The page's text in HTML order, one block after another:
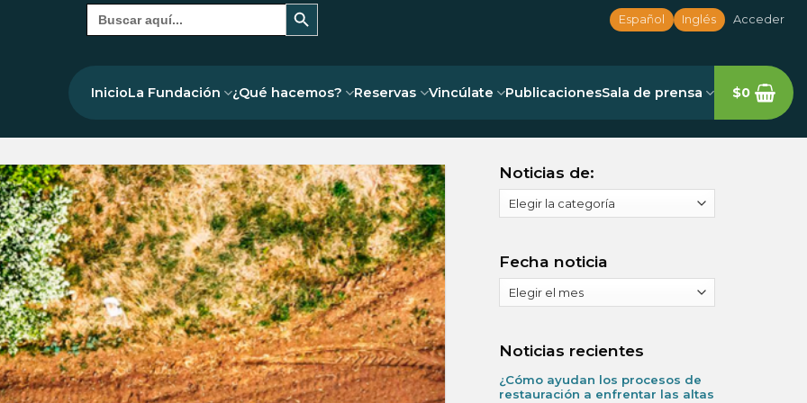
Buscar:
Español Inglés Acceder
InicioLa Fundación ¿Qué hacemos? Reservas Vincúlate PublicacionesSala de prensa $0
Noticias de:
de:
Fecha noticia
noticia
Noticias recientes
¿Cómo ayudan los procesos de
restauración a enfrentar las altas